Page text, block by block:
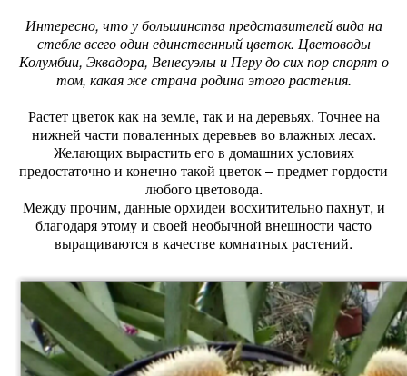
Интересно, что у большинства представителей вида на
стебле всего один единственный цветок. Цветоводы
Колумбии, Эквадора, Венесуэлы и Перу до сих пор спорят о
том, какая же страна родина этого растения.
Растет цветок как на земле, так и на деревьях. Точнее на
нижней части поваленных деревьев во влажных лесах.
Желающих вырастить его в домашних условиях
предостаточно и конечно такой цветок – предмет гордости
любого цветовода.
Между прочим, данные орхидеи восхитительно пахнут, и
благодаря этому и своей необычной внешности часто
выращиваются в качестве комнатных растений.